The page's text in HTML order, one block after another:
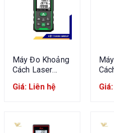
Máy Đo Khoảng
Cách Laser
70G 70m Tia
Giá: Liên hệ